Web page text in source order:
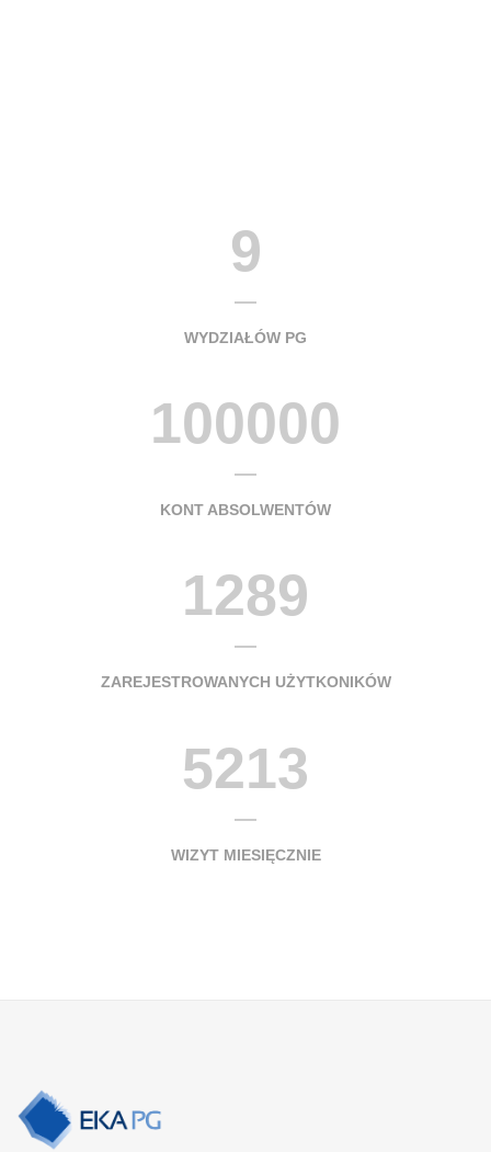
9
WYDZIAŁÓW PG
100000
KONT ABSOLWENTÓW
1289
ZAREJESTROWANYCH UŻYTKONIKÓW
5213
WIZYT MIESIĘCZNIE